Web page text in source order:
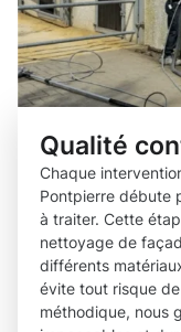
Qualité
Chaque
Pontpierre débute
à traiter. Cette
nettoyage de
différents
évite tout risque
méthodique, nous